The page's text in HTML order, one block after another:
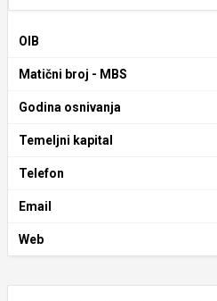
OIB
Matični broj - MBS
Godina osnivanja
Temeljni kapital
Telefon
Email
Web